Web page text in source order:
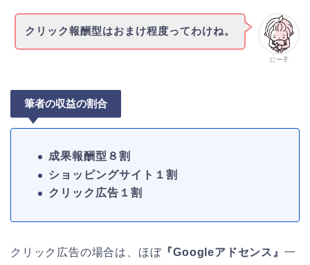
にー子
クリック報酬型はおまけ程度ってわけね。
筆者の収益の割合
成果報酬型８割
ショッピングサイト１割
クリック広告１割
クリック広告の場合は、ほぼ『Googleアドセンス』 一